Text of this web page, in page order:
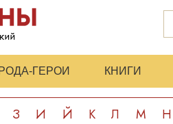
ГЕРОИ КНИГИ
З И Й К Л М Н